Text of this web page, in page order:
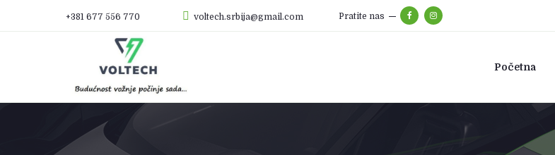
+381 677 556 770 voltech.srbija@gmail.com Pratite nas
Početna